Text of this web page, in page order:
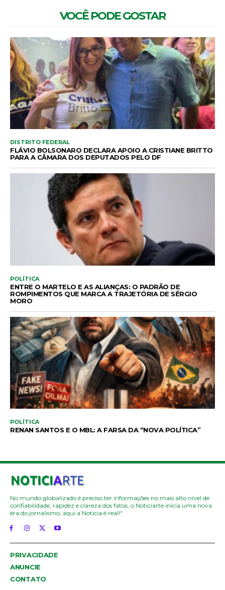
VOCÊ PODE GOSTAR
DISTRITO FEDERAL
FLÁVIO BOLSONARO DECLARA APOIO A CRISTIANE BRITTO
PARA A CÂMARA DOS DEPUTADOS PELO DF
POLÍTICA
ENTRE O MARTELO E AS ALIANÇAS: O PADRÃO DE
ROMPIMENTOS QUE MARCA A TRAJETÓRIA DE SÉRGIO
MORO
POLÍTICA
RENAN SANTOS E O MBL: A FARSA DA “NOVA POLÍTICA”
No mundo globalizado é preciso ter informações no mais alto nível de
confiabilidade, rapidez e clareza dos fatos, o Noticiarte inicia uma nova
era do jornalismo, aqui a Noticia é real!"
PRIVACIDADE
ANUNCIE
CONTATO